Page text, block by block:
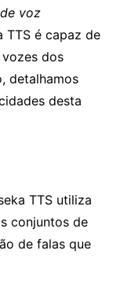
voz
TTS é capaz de
dos
detalhamos
desta
TTS utiliza
conjuntos de
de falas que